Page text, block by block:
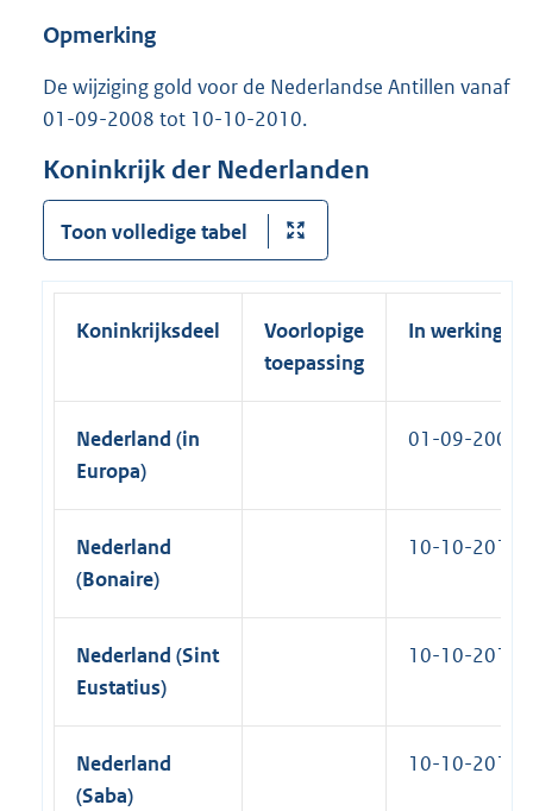
l
Opmerking
De wijziging gold voor de Nederlandse Antillen vanaf
01-09-2008 tot 10-10-2010.
Koninkrijk der Nederlanden
Toon volledige tabel
Koninkrijksdeel
Voorlopige
toepassing
In werking
Nederland (in
Europa)
01-09-2008
Nederland
(Bonaire)
10-10-2010
Nederland (Sint
Eustatius)
10-10-2010
Nederland
(Saba)
10-10-2010